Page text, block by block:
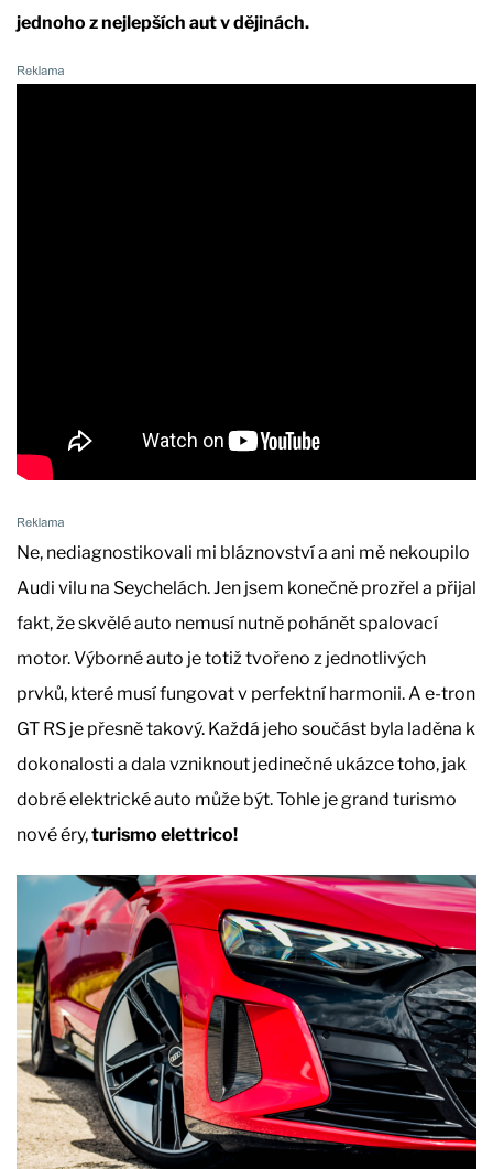
jednoho z nejlepších aut v dějinách.
Ne, nediagnostikovali mi bláznovství a ani mě nekoupilo
Audi vilu na Seychelách. Jen jsem konečně prozřel a přijal
fakt, že skvělé auto nemusí nutně pohánět spalovací
motor. Výborné auto je totiž tvořeno z jednotlivých
prvků, které musí fungovat v perfektní harmonii. A e-tron
GT RS je přesně takový. Každá jeho součást byla laděna k
dokonalosti a dala vzniknout jedinečné ukázce toho, jak
dobré elektrické auto může být. Tohle je grand turismo
nové éry,turismo elettrico!